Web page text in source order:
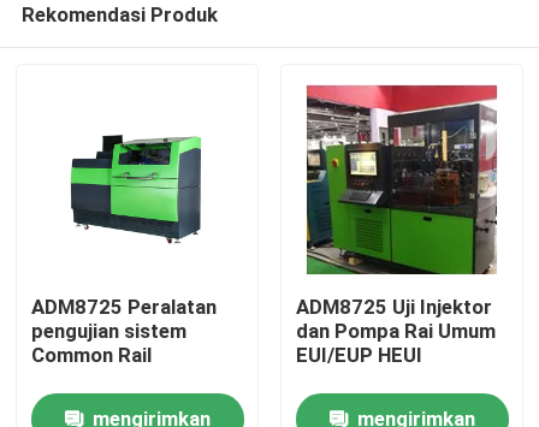
Rekomendasi Produk
ADM8725 Peralatan
pengujian sistem
Common Rail
mengirimkan
ADM8725 Uji Injektor
dan Pompa Rai Umum
EUI/EUP HEUI
mengirimkan